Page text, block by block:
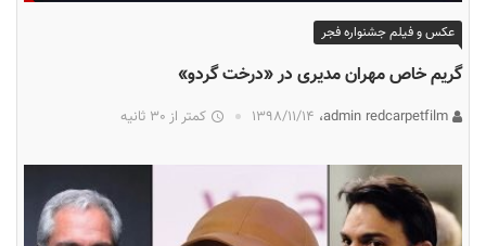
عکس و فیلم جشنواره فجر
گریم خاص مهران مدیری در «درخت گردو»
۱۳۹۸/۱۱/۱۴ کمتر از 30 ثانیه